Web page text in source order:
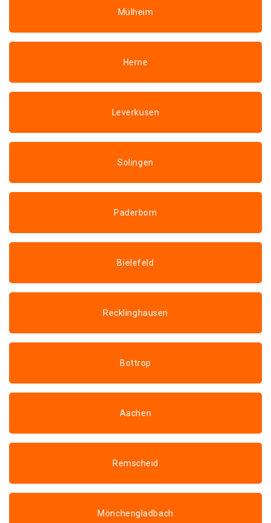
Mülheim
Herne
Leverkusen
Solingen
Paderborn
Bielefeld
Recklinghausen
Bottrop
Aachen
Remscheid
Mönchengladbach